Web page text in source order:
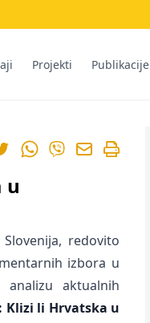
Projekti Publikacije
WhatsApp
Viber
u
redovito
izbora u
aktualnih
Klizi li Hrvatska u